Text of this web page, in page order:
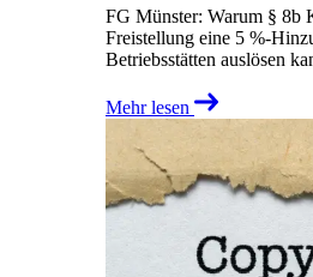
FG Münster: Warum § 8b
Freistellung eine 5 %-
Betriebsstätten auslösen
Mehr lesen